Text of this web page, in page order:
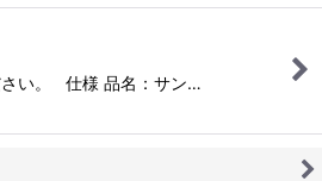
さい。 仕様 品名：サン…